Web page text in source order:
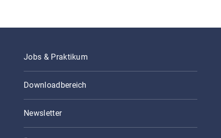
Jobs & Praktikum
Downloadbereich
Newsletter